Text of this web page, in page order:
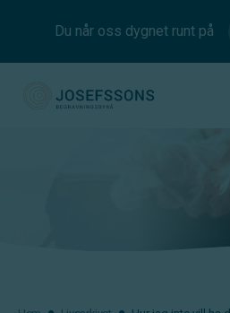
Du når oss dygnet runt på